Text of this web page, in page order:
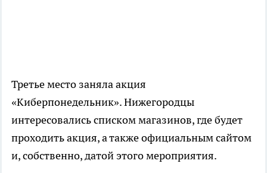
Третье место заняла акция
«Киберпонедельник». Нижегородцы
интересовались списком магазинов, где будет
проходить акция, а также официальным сайтом
и, собственно, датой этого мероприятия.